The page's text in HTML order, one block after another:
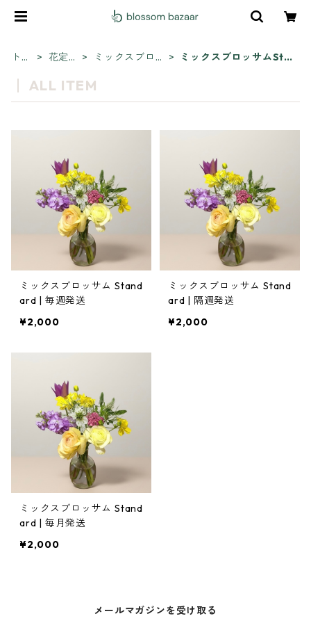
トッ
花定期
ミックスブロ
ミックスブロッサムSta
ALL ITEM
ミックスブロッサム Stand
ard | 毎週発送
¥2,000
ミックスブロッサム Stand
ard | 隔週発送
¥2,000
ミックスブロッサム Stand
ard | 毎月発送
¥2,000
メールマガジンを受け取る